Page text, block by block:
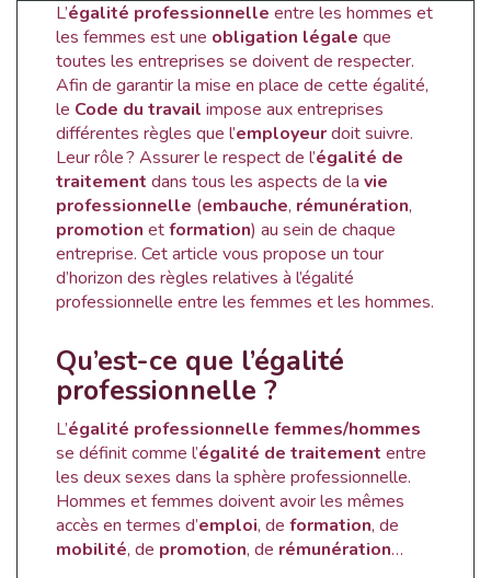
L’égalité professionnelle entre les hommes et
les femmes est une obligation légale que
toutes les entreprises se doivent de respecter.
Afin de garantir la mise en place de cette égalité,
le Code du travail impose aux entreprises
différentes règles que l’employeurdoit suivre.
Leur rôle ? Assurer le respect de l’égalité de
traitement dans tous les aspects de la vie
professionnelle (embauche, rémunération,
promotion etformation) au sein de chaque
entreprise. Cet article vous propose un tour
d’horizon des règles relatives à l’égalité
professionnelle entre les femmes et les hommes.
Qu’est-ce que l’égalité
professionnelle ?
L’égalité professionnelle femmes/hommes
se définit comme l’égalité de traitement entre
les deux sexes dans la sphère professionnelle.
Hommes et femmes doivent avoir les mêmes
accès en termes d’emploi, de formation, de
mobilité, de promotion, de rémunération…